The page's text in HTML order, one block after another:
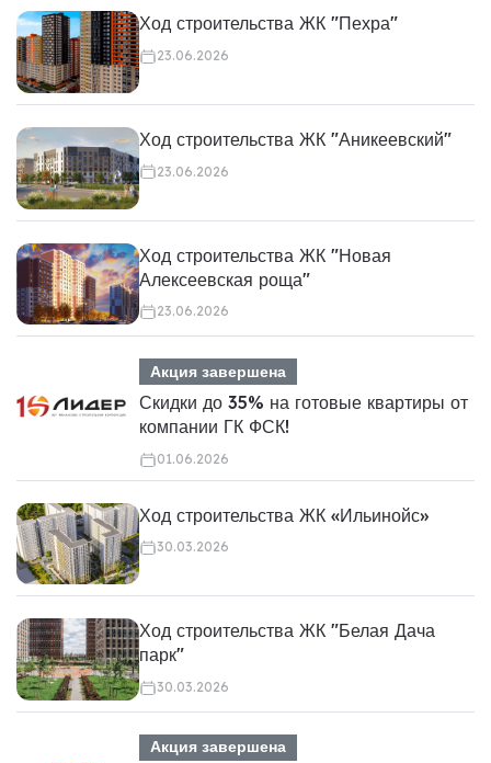
Ход строительства ЖК "Пехра"
23.06.2026
Ход строительства ЖК "Аникеевский"
23.06.2026
Ход строительства ЖК "Новая
Алексеевская роща"
23.06.2026
Акция завершена
Скидки до 35% на готовые квартиры от
компании ГК ФСК!
01.06.2026
Ход строительства ЖК «Ильинойс»
30.03.2026
Ход строительства ЖК "Белая Дача
парк"
30.03.2026
Акция завершена